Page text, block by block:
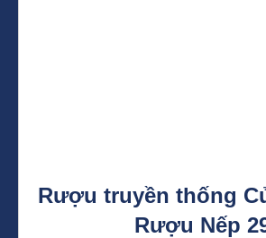
Rượu truyền thống
Rượu Nếp